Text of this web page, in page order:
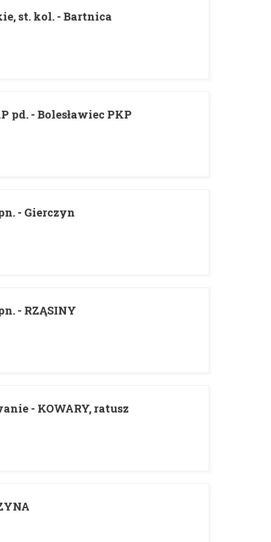
st. kol. - Bartnica
pd. - Bolesławiec PKP
- Gierczyn
- RZĄSINY
- KOWARY, ratusz